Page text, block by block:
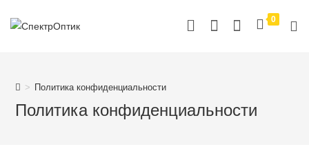
0
> Политика конфиденциальности
Политика конфиденциальности